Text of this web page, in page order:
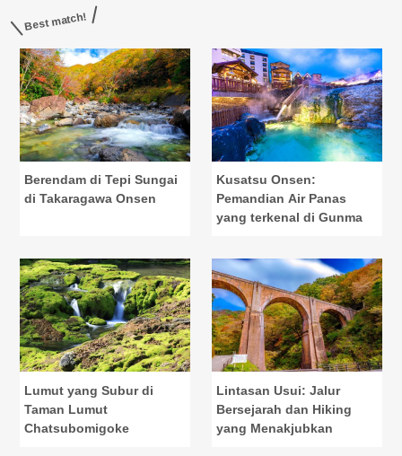
Best match!
Berendam di Tepi Sungai
di Takaragawa Onsen
Kusatsu Onsen:
Pemandian Air Panas
yang terkenal di Gunma
Lumut yang Subur di
Taman Lumut
Chatsubomigoke
Lintasan Usui: Jalur
Bersejarah dan Hiking
yang Menakjubkan